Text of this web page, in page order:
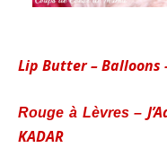
Lip Butter – Balloons –
Rouge à Lèvres –
KADAR